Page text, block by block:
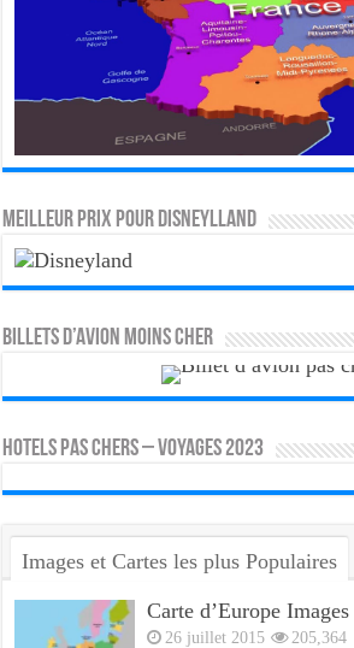
MEILLEUR PRIX POUR DISNEYLLAND
Billets d’avion moins cher
HOTELS PAS CHERS – VOYAGES 2023
Images et Cartes les plus Populaires
Carte d’Europe
26 juillet 2015 205,364